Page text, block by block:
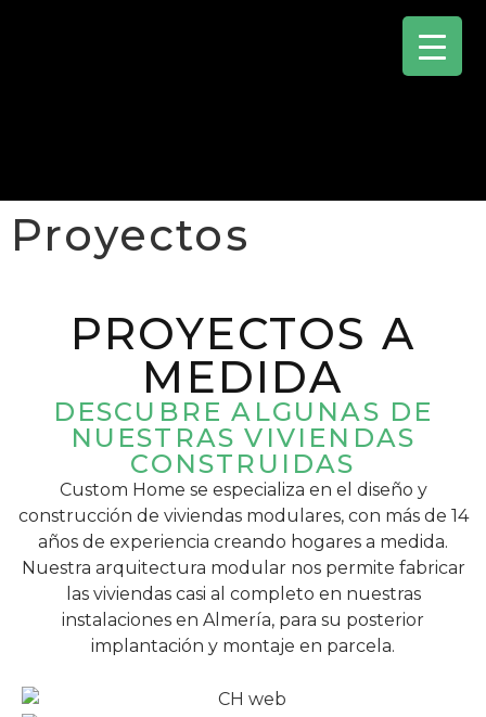
Proyectos
PROYECTOS A
MEDIDA
DESCUBRE ALGUNAS DE
NUESTRAS VIVIENDAS
CONSTRUIDAS
Custom Home se especializa en el diseño y
construcción de viviendas modulares, con más de 14
años de experiencia creando hogares a medida.
Nuestra arquitectura modular nos permite fabricar
las viviendas casi al completo en nuestras
instalaciones en Almería, para su posterior
implantación y montaje en parcela.